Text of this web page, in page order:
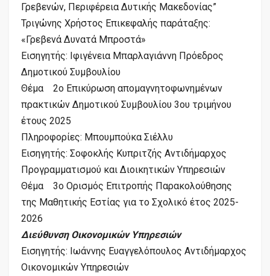
Γρεβενών, Περιφέρεια Δυτικής Μακεδονίας”
Τριγώνης Χρήστος Επικεφαλής παράταξης:
«Γρεβενά Δυνατά Μπροστά»
Εισηγητής: Ιφιγένεια Μπαρλαγιάννη Πρόεδρος
Δημοτικού Συμβουλίου
Θέμα 2ο Επικύρωση απομαγνητοφωνημένων
πρακτικών Δημοτικού Συμβουλίου 3ου τριμήνου
έτους 2025
Πληροφορίες: Μπουμπούκα Σιέλλυ
Εισηγητής: Σοφοκλής Κυπριτζής Αντιδήμαρχος
Προγραμματισμού και Διοικητικών Υπηρεσιών
Θέμα 3ο Ορισμός Επιτροπής Παρακολούθησης
της Μαθητικής Εστίας για το Σχολικό έτος 2025-
2026
Διεύθυνση Οικονομικών Υπηρεσιών
Εισηγητής: Ιωάννης Ευαγγελόπουλος Αντιδήμαρχος
Οικονομικών Υπηρεσιών